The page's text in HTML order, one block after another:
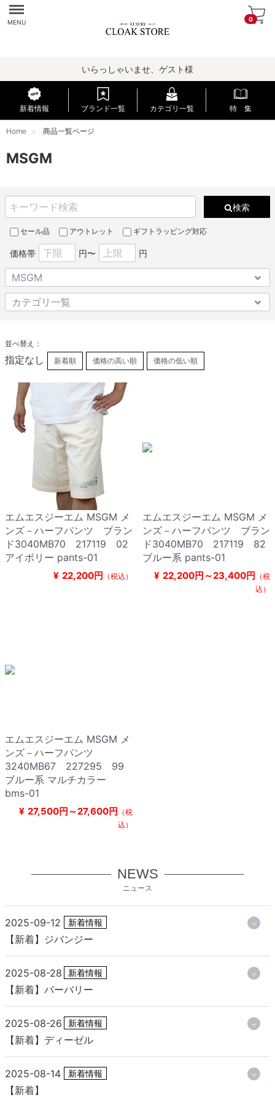
Menu
MENU 0
いらっしゃいませ、ゲスト様
新着情報 ブランド一覧 カテゴリ一覧 特 集
Home 商品一覧ページ
MSGM
検索
セール品 アウトレット ギフトラッピング対応
価格帯 円〜 円
並べ替え：
指定なし 新着順 価格の高い順 価格の低い順
エムエスジーエム MSGM メ
ンズ－ハーフパンツ ブラン
ド3040MB70 217119 02
アイボリー pants-01
¥ 22,200円 （税込）
エムエスジーエム MSGM メ
ンズ－ハーフパンツ ブラン
ド3040MB70 217119 82
ブルー系 pants-01
¥ 22,200円～23,400円 （税
込）
エムエスジーエム MSGM メ
ンズ－ハーフパンツ
3240MB67 227295 99
ブルー系 マルチカラー
bms-01
¥ 27,500円～27,600円 （税
込）
NEWS
ニュース
2025-09-12 新着情報
【新着】ジバンジー
2025-08-28 新着情報
【新着】バーバリー
2025-08-26 新着情報
【新着】ディーゼル
2025-08-14 新着情報
【新着】